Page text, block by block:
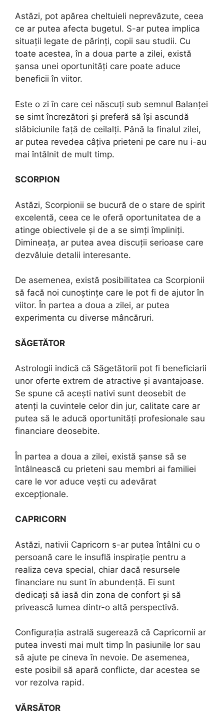
Astăzi, pot apărea cheltuieli neprevăzute, ceea
ce ar putea afecta bugetul. S-ar putea implica
situații legate de părinți, copii sau studii. Cu
toate acestea, în a doua parte a zilei, există
șansa unei oportunități care poate aduce
beneficii în viitor.
Este o zi în care cei născuți sub semnul Balanței
se simt încrezători și preferă să își ascundă
slăbiciunile față de ceilalți. Până la finalul zilei,
ar putea revedea câțiva prieteni pe care nu i-au
mai întâlnit de mult timp.
SCORPION
Astăzi, Scorpionii se bucură de o stare de spirit
excelentă, ceea ce le oferă oportunitatea de a
atinge obiectivele și de a se simți împliniți.
Dimineața, ar putea avea discuții serioase care
dezvăluie detalii interesante.
De asemenea, există posibilitatea ca Scorpionii
să facă noi cunoștințe care le pot fi de ajutor în
viitor. În partea a doua a zilei, ar putea
experimenta cu diverse mâncăruri.
SĂGETĂTOR
Astrologii indică că Săgetătorii pot fi beneficiarii
unor oferte extrem de atractive și avantajoase.
Se spune că acești nativi sunt deosebit de
atenți la cuvintele celor din jur, calitate care ar
putea să le aducă oportunități profesionale sau
financiare deosebite.
În partea a doua a zilei, există șanse să se
întâlnească cu prieteni sau membri ai familiei
care le vor aduce vești cu adevărat
excepționale.
CAPRICORN
Astăzi, nativii Capricorn s-ar putea întâlni cu o
persoană care le insuflă inspirație pentru a
realiza ceva special, chiar dacă resursele
financiare nu sunt în abundență. Ei sunt
dedicați să iasă din zona de confort și să
privească lumea dintr-o altă perspectivă.
Configurația astrală sugerează că Capricornii ar
putea investi mai mult timp în pasiunile lor sau
să ajute pe cineva în nevoie. De asemenea,
este posibil să apară conflicte, dar acestea se
vor rezolva rapid.
VĂRSĂTOR